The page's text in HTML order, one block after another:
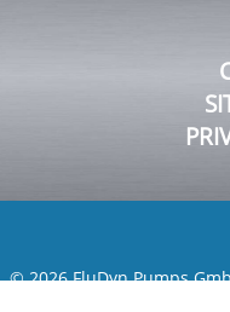
© 2026 FluDyn Pumps